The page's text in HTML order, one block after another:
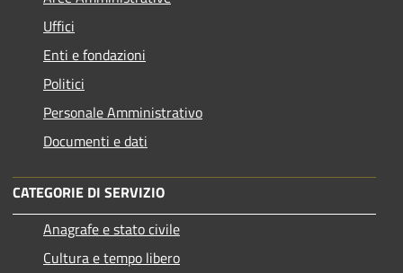
Uffici
Enti e fondazioni
Politici
Personale Amministrativo
Documenti e dati
CATEGORIE DI SERVIZIO
Anagrafe e stato civile
Cultura e tempo libero